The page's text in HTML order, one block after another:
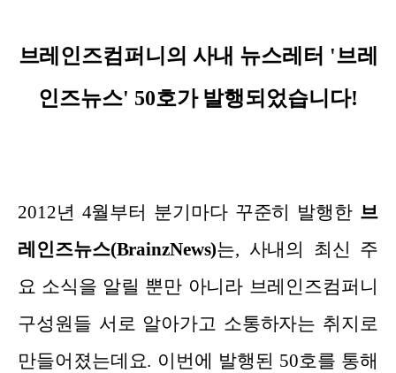
브레인즈컴퍼니의 사내 뉴스레터 '브레
인즈뉴스' 50호가 발행되었습니다!
2012년 4월부터 분기마다 꾸준히 발행한 브
레인즈뉴스(BrainzNews)는, 사내의 최신 주
요 소식을 알릴 뿐만 아니라 브레인즈컴퍼니
구성원들 서로 알아가고 소통하자는 취지로
만들어졌는데요. 이번에 발행된 50호를 통해